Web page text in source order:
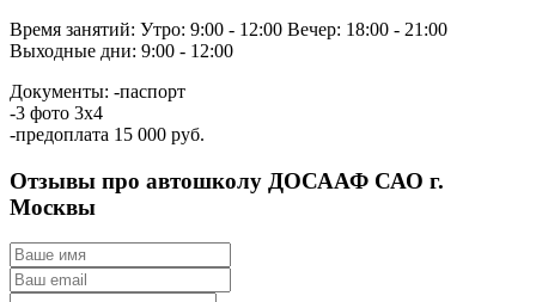
Время занятий: Утро: 9:00 - 12:00 Вечер: 18:00 - 21:00
Выходные дни: 9:00 - 12:00
Документы: -паспорт
-3 фото 3х4
-предоплата 15 000 руб.
Отзывы про автошколу ДОСААФ САО г.
Москвы